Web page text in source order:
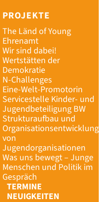
PROJEKTE
The Länd of Young
Ehrenamt
Wir sind dabei!
Wertstätten der
Demokratie
N-Challenges
Eine-Welt-Promotorin
Servicestelle Kinder- und
Jugendbeteiligung BW
Strukturaufbau und
Organisationsentwicklung
von
Jugendorganisationen
Was uns bewegt – Junge
Menschen und Politik im
Gespräch
TERMINE
NEUIGKEITEN